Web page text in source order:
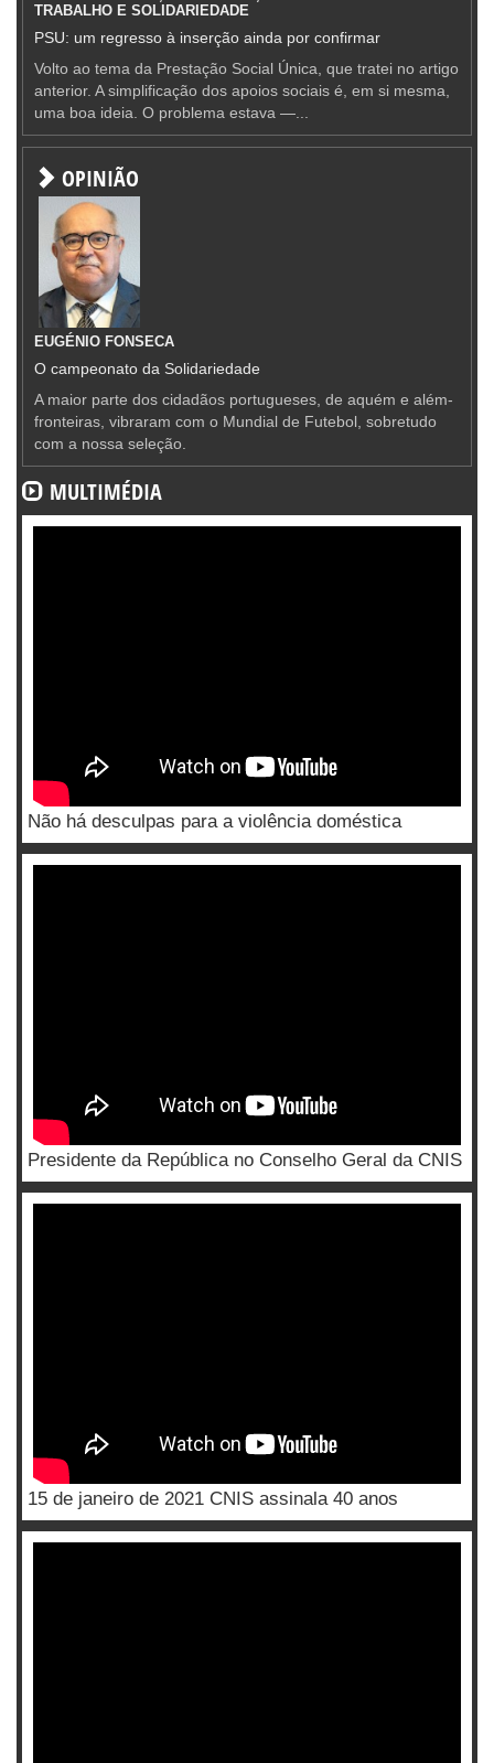
TRABALHO E SOLIDARIEDADE
PSU: um regresso à inserção ainda por confirmar
Volto ao tema da Prestação Social Única, que tratei no artigo
anterior. A simplificação dos apoios sociais é, em si mesma,
uma boa ideia. O problema estava —...
OPINIÃO
EUGÉNIO FONSECA
O campeonato da Solidariedade
A maior parte dos cidadãos portugueses, de aquém e além-
fronteiras, vibraram com o Mundial de Futebol, sobretudo
com a nossa seleção.
MULTIMÉDIA
Não há desculpas para a violência doméstica
Presidente da República no Conselho Geral da CNIS
15 de janeiro de 2021 CNIS assinala 40 anos